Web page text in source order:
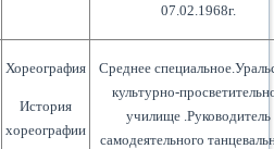
07.02.1968г.
Хореография
История
хореографии
Среднее
культурно-
училище .Руководитель
самодеятельного